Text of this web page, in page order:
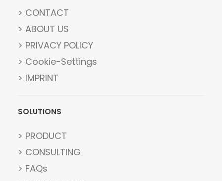
> CONTACT
> ABOUT US
> PRIVACY POLICY
> Cookie-Settings
> IMPRINT
SOLUTIONS
> PRODUCT
> CONSULTING
> FAQs